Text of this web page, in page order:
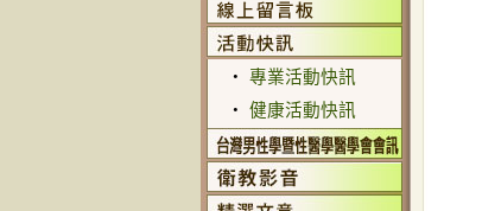
‧
專業活動快訊
‧
健康活動快訊